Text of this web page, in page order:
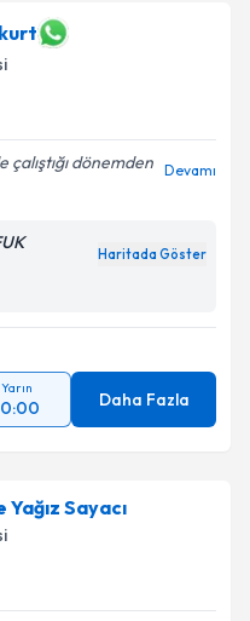
dönemden Devamı
Haritada Göster
Yarın
Daha Fazla
Sayacı